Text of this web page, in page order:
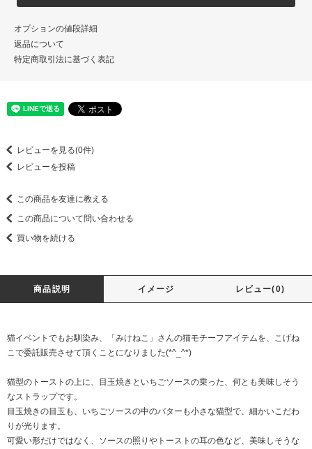
オプションの値段詳細
返品について
特定商取引法に基づく表記
レビューを見る(0件)
レビューを投稿
この商品を友達に教える
この商品について問い合わせる
買い物を続ける
商品説明 イメージ レビュー(0)
猫イベントでもお馴染み、「みけねこ」さんの猫モチーフアイテムを、こげね
こで委託販売させて頂くことになりました(*^_^*)
猫型のトーストの上に、目玉焼きといちごソースの乗った、何とも美味しそう
なストラップです。
目玉焼きの目玉も、いちごソースの中のバターも小さな猫型で、細かいこだわ
りが光ります。
可愛い形だけではなく、ソースの照りやトーストの耳の色など、美味しそうな